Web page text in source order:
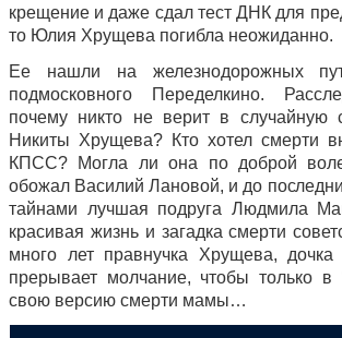
крещение и даже сдал тест ДНК для
то Юлия Хрущева погибла неожиданно.
Ее нашли на железнодорожных
подмосковного Переделкино.
почему никто не верит в случайную
Никиты Хрущева? Кто хотел смерти
КПСС? Могла ли она по доброй
обожал Василий Лановой, и до
тайнами лучшая подруга Людмила
красивая жизнь и загадка смерти
много лет правнучка Хрущева,
прерывает молчание, чтобы только в
свою версию смерти мамы…